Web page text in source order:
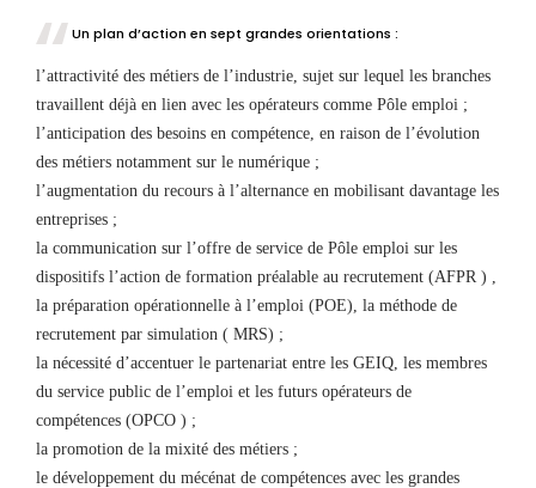
Un plan d’action en sept grandes orientations :
l’attractivité des métiers de l’industrie, sujet sur lequel les branches
travaillent déjà en lien avec les opérateurs comme Pôle emploi ;
l’anticipation des besoins en compétence, en raison de l’évolution
des métiers notamment sur le numérique ;
l’augmentation du recours à l’alternance en mobilisant davantage les
entreprises ;
la communication sur l’offre de service de Pôle emploi sur les
dispositifs l’action de formation préalable au recrutement (AFPR ) ,
la préparation opérationnelle à l’emploi (POE), la méthode de
recrutement par simulation ( MRS) ;
la nécessité d’accentuer le partenariat entre les GEIQ, les membres
du service public de l’emploi et les futurs opérateurs de
compétences (OPCO ) ;
la promotion de la mixité des métiers ;
le développement du mécénat de compétences avec les grandes